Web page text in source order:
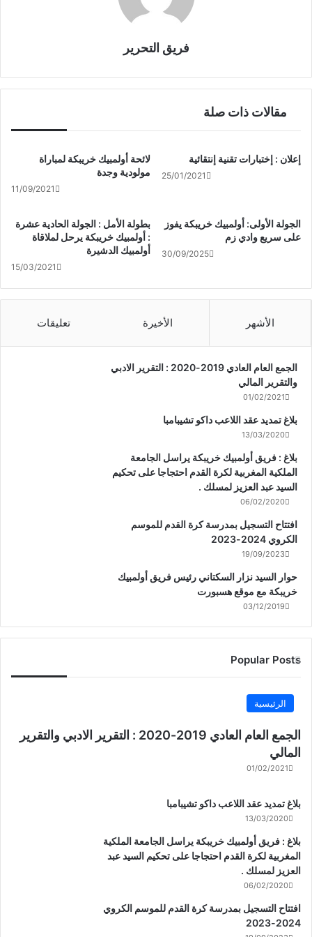
فريق التحرير
مقالات ذات صلة
لائحة أولمبيك خريبكة لمباراة
مولودية وجدة
11/09/2021
إعلان : إختبارات تقنية إنتقائية
25/01/2021
بطولة الأمل : الجولة الحادية عشرة
: أولمبيك خريبكة يرحل لملاقاة
أولمبيك الدشيرة
15/03/2021
الجولة الأولى: أولمبيك خريبكة يفوز
على سريع وادي زم
30/09/2025
الأشهر الأخيرة تعليقات
الجمع العام العادي 2019-2020 : التقرير الادبي
والتقرير المالي
01/02/2021
بلاغ تمديد عقد اللاعب داكو تشيبامبا
13/03/2020
بلاغ : فريق أولمبيك خريبكة يراسل الجامعة
الملكية المغربية لكرة القدم احتجاجا على تحكيم
السيد عبد العزيز لمسلك .
06/02/2020
افتتاح التسجيل بمدرسة كرة القدم للموسم
الكروي 2024-2023
19/09/2023
حوار السيد نزار السكتاني رئيس فريق أولمبيك
خريبكة مع موقع هسبورت
03/12/2019
Popular Posts
الرئيسية
الجمع العام العادي 2019-2020 : التقرير الادبي والتقرير
المالي
01/02/2021
بلاغ تمديد عقد اللاعب داكو تشيبامبا
13/03/2020
بلاغ : فريق أولمبيك خريبكة يراسل الجامعة الملكية
المغربية لكرة القدم احتجاجا على تحكيم السيد عبد
العزيز لمسلك .
06/02/2020
افتتاح التسجيل بمدرسة كرة القدم للموسم الكروي
2024-2023